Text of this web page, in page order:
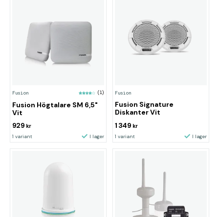
Fusion (1)
Fusion Högtalare SM 6,5"
Vit
929 kr
1 variant I lager
Fusion
Fusion Signature
Diskanter Vit
1 349 kr
1 variant I lager